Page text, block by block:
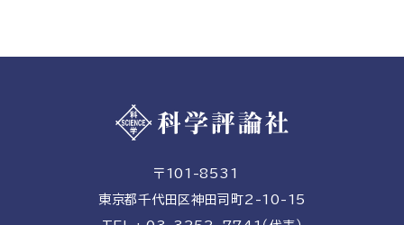
〒101-8531
東京都千代田区神田司町2-10-15